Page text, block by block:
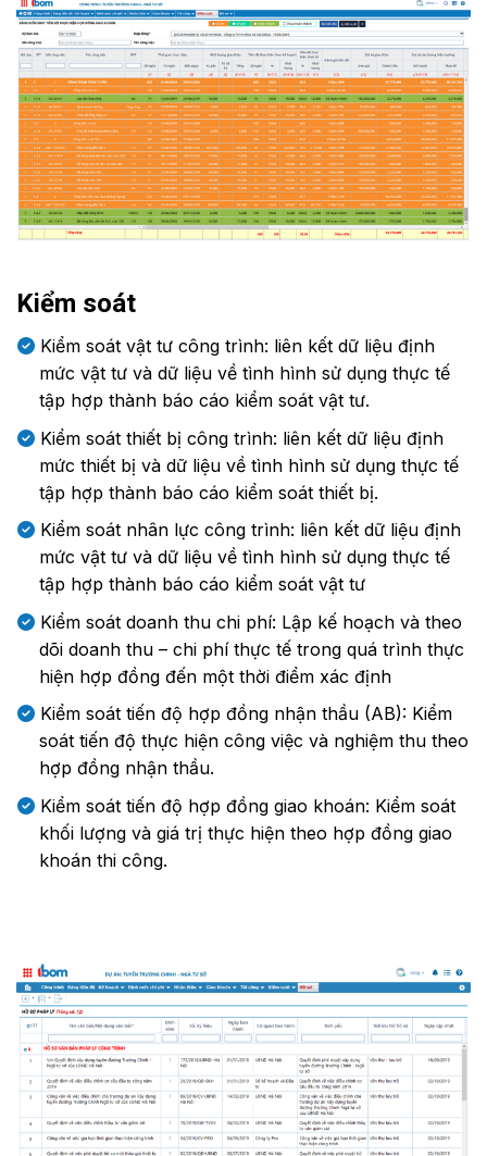
Kiểm soát
Kiểm soát vật tư công trình: liên kết dữ liệu định
mức vật tư và dữ liệu về tình hình sử dụng thực tế
tập hợp thành báo cáo kiểm soát vật tư.
Kiểm soát thiết bị công trình: liên kết dữ liệu định
mức thiết bị và dữ liệu về tình hình sử dụng thực tế
tập hợp thành báo cáo kiểm soát thiết bị.
Kiểm soát nhân lực công trình: liên kết dữ liệu định
mức vật tư và dữ liệu về tình hình sử dụng thực tế
tập hợp thành báo cáo kiểm soát vật tư
Kiểm soát doanh thu chi phí: Lập kế hoạch và theo
dõi doanh thu – chi phí thực tế trong quá trình thực
hiện hợp đồng đến một thời điểm xác định
Kiểm soát tiến độ hợp đồng nhận thầu (AB): Kiểm
soát tiến độ thực hiện công việc và nghiệm thu theo
hợp đồng nhận thầu.
Kiểm soát tiến độ hợp đồng giao khoán: Kiểm soát
khối lượng và giá trị thực hiện theo hợp đồng giao
khoán thi công.